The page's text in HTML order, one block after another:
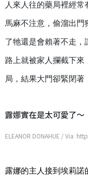
人來人往的藥局裡經
馬麻不注意，偷溜出
了牠還是會賴著不走
路上就被家人攔截下
局，結果大門卻緊閉著
露娜實在是太可愛了～
ELEANOR DONAHUE / Via
露娜的主人接到埃莉諾